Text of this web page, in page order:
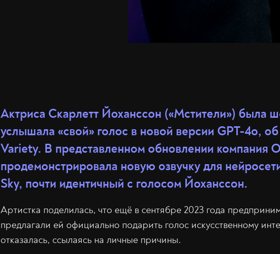
Актриса Скарлетт Йоханссон («Мстители») была
услышала «свой» голос в новой версии GPT-4o,
Variety. В представленном обновлении компания
продемонстрировала новую озвучку для
Sky, почти идентичный с голосом Йоханссон.
Артистка поделилась, что ещё в сентябре 2023 года
предлагали ей официально подарить голос искусственному
отказалась, ссылаясь на личные причины.